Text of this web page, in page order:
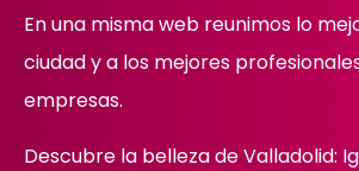
En una misma web reunimos lo
ciudad y a los mejores
empresas.
Descubre la belleza de Valladolid: